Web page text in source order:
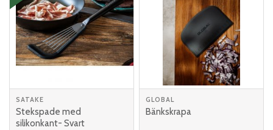
SATAKE
Stekspade med
silikonkant- Svart
GLOBAL
Bänkskrapa